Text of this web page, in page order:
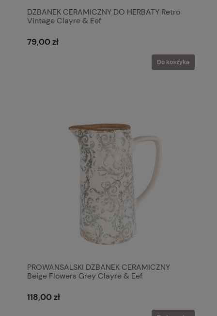
DZBANEK CERAMICZNY DO HERBATY Retro
Vintage Clayre & Eef
79,00 zł
Do koszyka
PROWANSALSKI DZBANEK CERAMICZNY
Beige Flowers Grey Clayre & Eef
118,00 zł